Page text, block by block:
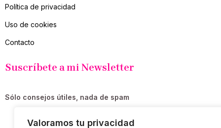
Valoramos tu privacidad
Política de privacidad
Uso de cookies
Contacto
Suscríbete a mi Newsletter
Sólo consejos útiles, nada de spam